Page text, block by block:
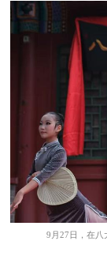
9月27日，在八